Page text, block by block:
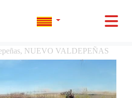
NUEVO VALDEPEÑAS